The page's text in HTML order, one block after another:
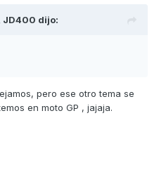
JD400 dijo:
pero ese otro tema se
en moto GP , jajaja.